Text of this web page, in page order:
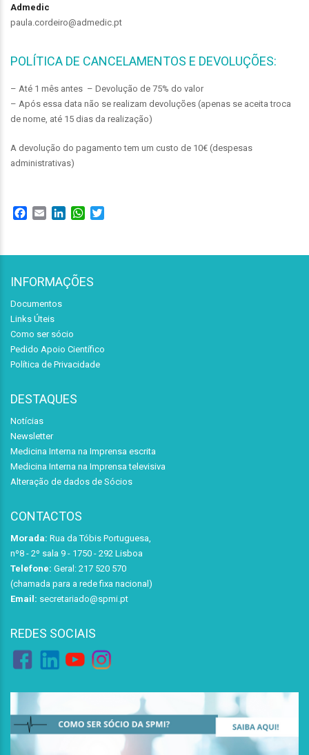
Admedic
paula.cordeiro@admedic.pt
POLÍTICA DE CANCELAMENTOS E DEVOLUÇÕES:
– Até 1 mês antes – Devolução de 75% do valor
– Após essa data não se realizam devoluções (apenas se aceita troca
de nome, até 15 dias da realização)
A devolução do pagamento tem um custo de 10€ (despesas
administrativas)
Facebook
Email LinkedInWhatsApp
INFORMAÇÕES
Documentos
Links Úteis
Como ser sócio
Pedido Apoio Científico
Política de Privacidade
DESTAQUES
Notícias
Newsletter
Medicina Interna na Imprensa escrita
Medicina Interna na Imprensa televisiva
Alteração de dados de Sócios
CONTACTOS
Morada: Rua da Tóbis Portuguesa,
nº8 - 2º sala 9 - 1750 - 292 Lisboa
Telefone: Geral: 217 520 570
(chamada para a rede fixa nacional)
Email: secretariado@spmi.pt
REDES SOCIAIS